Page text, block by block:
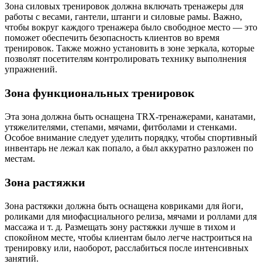
Зона силовых тренировок должна включать тренажеры для
работы с весами, гантели, штанги и силовые рамы. Важно,
чтобы вокруг каждого тренажера было свободное место — это
поможет обеспечить безопасность клиентов во время
тренировок. Также можно установить в зоне зеркала, которые
позволят посетителям контролировать технику выполнения
упражнений.
Зона функциональных тренировок
Эта зона должна быть оснащена TRX-тренажерами, канатами,
утяжелителями, степами, мячами, фитболами и стенками.
Особое внимание следует уделить порядку, чтобы спортивный
инвентарь не лежал как попало, а был аккуратно разложен по
местам.
Зона растяжки
Зона растяжки должна быть оснащена ковриками для йоги,
роликами для миофасциального релиза, мячами и роллами для
массажа и т. д. Размещать зону растяжки лучше в тихом и
спокойном месте, чтобы клиентам было легче настроиться на
тренировку или, наоборот, расслабиться после интенсивных
занятий.